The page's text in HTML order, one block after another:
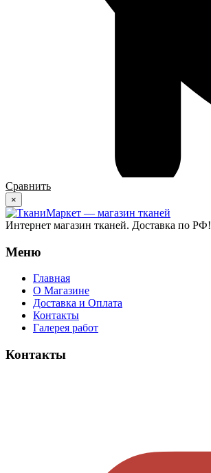
Сравнить
×
Интернет магазин тканей. Доставка по РФ!
Меню
Главная
О Магазине
Доставка и Оплата
Контакты
Галерея работ
Контакты